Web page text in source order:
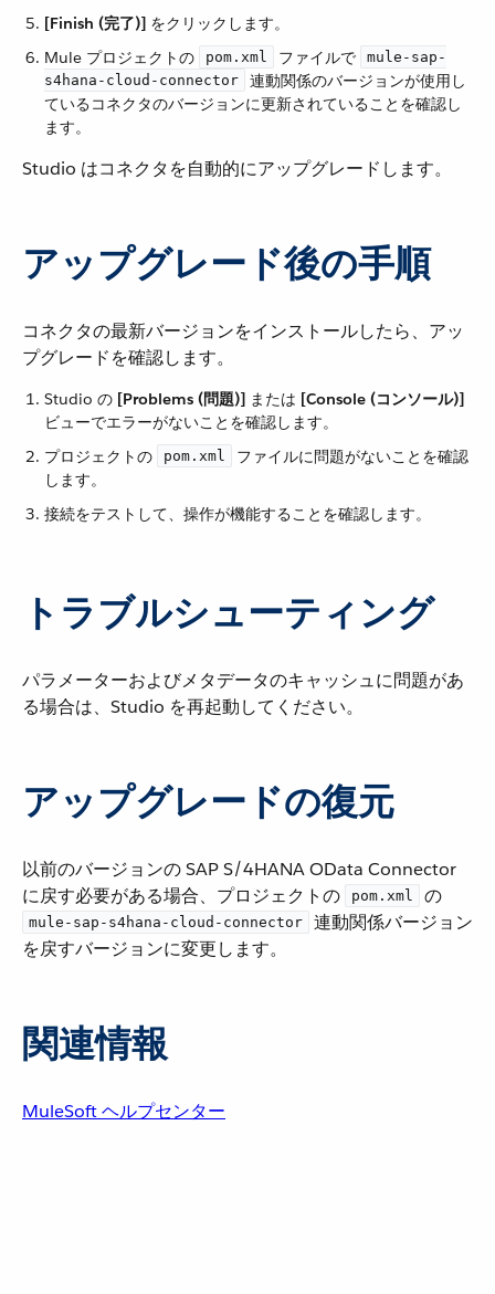
[Finish (完了)] ​ をクリックします。
Mule プロジェクトの ​
pom.xml ​ ファイルで ​
mule-sap-
s4hana-cloud-connector
​ 連動関係のバージョンが使用し
ているコネクタのバージョンに更新されていることを確認し
ます。
Studio はコネクタを自動的にアップグレードします。
アップグレード後の手順
コネクタの最新バージョンをインストールしたら、アッ
プグレードを確認します。
Studio の ​ [Problems (問題)] ​ または ​ [Console (コンソール)]
ビューでエラーがないことを確認します。
プロジェクトの ​
pom.xml
​ ファイルに問題がないことを確認
します。
接続をテストして、操作が機能することを確認します。
トラブルシューティング
パラメーターおよびメタデータのキャッシュに問題があ
る場合は、Studio を再起動してください。
アップグレードの復元
以前のバージョンの SAP S/4HANA OData Connector
に戻す必要がある場合、プロジェクトの ​
pom.xml ​ の ​
mule-sap-s4hana-cloud-connector
​ 連動関係バージョン
を戻すバージョンに変更します。
関連情報
MuleSoft ヘルプセンター